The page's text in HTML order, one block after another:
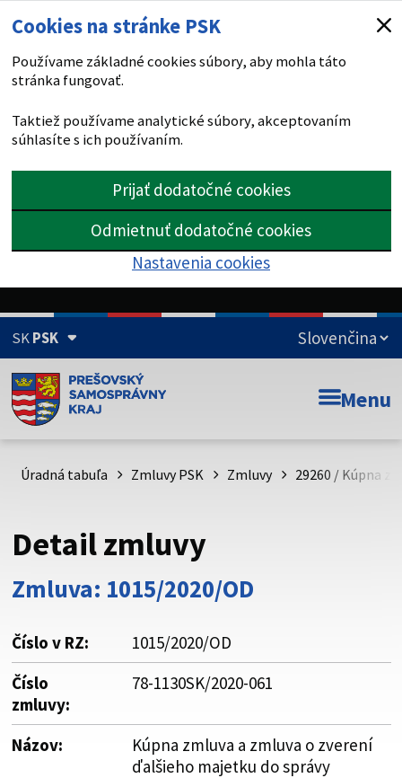
Cookies na stránke PSK
Používame základné cookies súbory, aby mohla táto
stránka fungovať.
Taktiež používame analytické súbory, akceptovaním
súhlasíte s ich používaním.
Prijať dodatočné cookies
Odmietnuť dodatočné cookies
Nastavenia cookies
SKPSK
Doména psk.sk je oficiálna
Toto je oficiálna webová stránka Prešovského
psk.sk.
Buďte pozorní a vždy sa uistite, že zdieľate informácie iba
cez zabezpečenú webovú stránku. Zabezpečená stránka
vždy začína https:// pred názvom domény webového sídla.
Menu
Úradná tabuľa Zmluvy PSK Zmluvy 29260 / Kúpna
Detail zmluvy
Zmluva: 1015/2020/OD
Číslo v RZ:
1015/2020/OD
Číslo
zmluvy:
78-1130SK/2020-061
Názov:
Kúpna zmluva a zmluva o zverení
ďalšieho majetku do správy